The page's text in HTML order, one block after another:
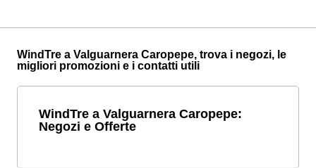
WindTre a Valguarnera Caropepe, trova i negozi, le
migliori promozioni e i contatti utili
WindTre a Valguarnera Caropepe:
Negozi e Offerte